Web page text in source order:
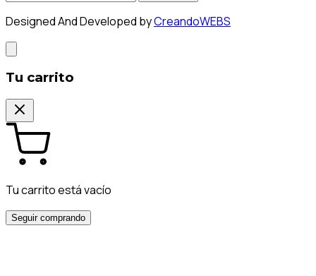
Designed And Developed byCreandoWEBS
Tu carrito
Tu carrito está vacío
Seguir comprando